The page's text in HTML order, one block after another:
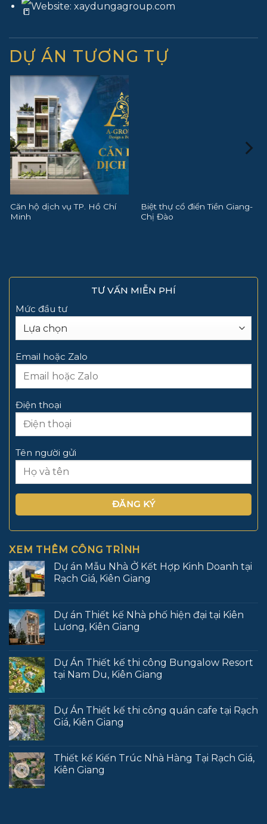
Website: xaydungagroup.com
DỰ ÁN TƯƠNG TỰ
Biệt thự cổ điển Tiền Giang-
Chị Đào
Bến Thành Group, thành phố
Hồ Chí Minh
TƯ VẤN MIỄN PHÍ
Mức đầu tư
Email hoặc Zalo
Điện thoại
Tên người gửi
XEM THÊM CÔNG TRÌNH
Dự án Mẫu Nhà Ở Kết Hợp Kinh Doanh tại
Rạch Giá, Kiên Giang
Dự án Thiết kế Nhà phố hiện đại tại Kiên
Lương, Kiên Giang
Dự Án Thiết kế thi công Bungalow Resort
tại Nam Du, Kiên Giang
Dự Án Thiết kế thi công quán cafe tại Rạch
Giá, Kiên Giang
Thiết kế Kiến Trúc Nhà Hàng Tại Rạch Giá,
Kiên Giang